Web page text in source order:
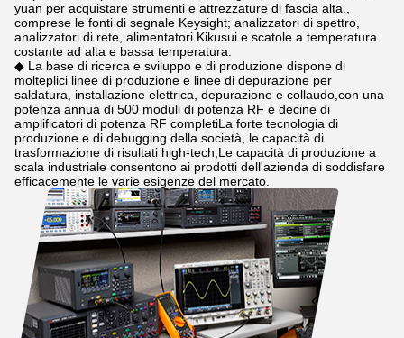
yuan per acquistare strumenti e attrezzature di fascia alta.,
comprese le fonti di segnale Keysight; analizzatori di spettro,
analizzatori di rete, alimentatori Kikusui e scatole a temperatura
costante ad alta e bassa temperatura.
◆ La base di ricerca e sviluppo e di produzione dispone di
molteplici linee di produzione e linee di depurazione per
saldatura, installazione elettrica, depurazione e collaudo,con una
potenza annua di 500 moduli di potenza RF e decine di
amplificatori di potenza RF completiLa forte tecnologia di
produzione e di debugging della società, le capacità di
trasformazione di risultati high-tech,Le capacità di produzione a
scala industriale consentono ai prodotti dell'azienda di soddisfare
efficacemente le varie esigenze del mercato.